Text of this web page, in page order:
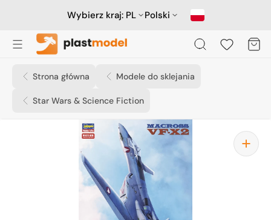
Wybierz kraj: PL Polski
Koszyk
Strona główna Modele do sklejania
Star Wars & Science Fiction